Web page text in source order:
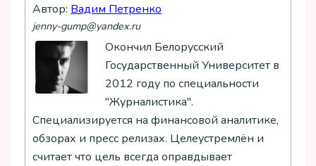
Автор: Вадим Петренко
jenny-gump@yandex.ru
Окончил Белорусский
Государственный Университет в
2012 году по специальности
"Журналистика".
Специализируется на финансовой аналитике,
обзорах и пресс релизах. Целеустремлён и
считает что цель всегда оправдывает